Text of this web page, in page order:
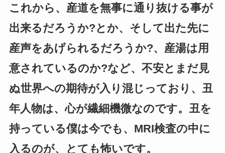
これから、産道を無事に通り抜ける事が
出来るだろうか?とか、そして出た先に
産声をあげられるだろうか?、産湯は用
意されているのか?など、不安とまだ見
ぬ世界への期待が入り混じっており、丑
年人物は、心が繊細機微なのです。丑を
持っている僕は今でも、MRI検査の中に
入るのが、とても怖いです。